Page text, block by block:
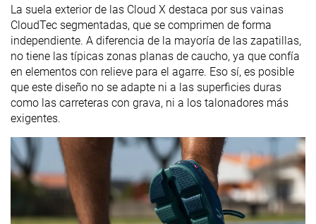
La suela exterior de las Cloud X destaca por sus vainas
CloudTec segmentadas, que se comprimen de forma
independiente. A diferencia de la mayoría de las zapatillas,
no tiene las típicas zonas planas de caucho, ya que confía
en elementos con relieve para el agarre. Eso sí, es posible
que este diseño no se adapte ni a las superficies duras
como las carreteras con grava, ni a los talonadores más
exigentes.